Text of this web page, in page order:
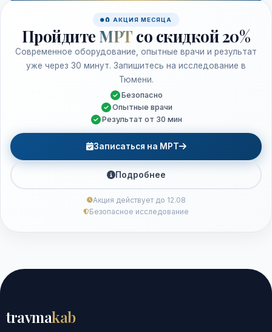
🧲 АКЦИЯ МЕСЯЦА
Пройдите МРТ со скидкой 20%
Современное оборудование, опытные врачи и результат
уже через 30 минут. Запишитесь на исследование в
Тюмени.
Безопасно
Опытные врачи
Результат от 30 мин
Записаться на МРТ
Подробнее
Акция действует до 12.08
Безопасное исследование
travmakab